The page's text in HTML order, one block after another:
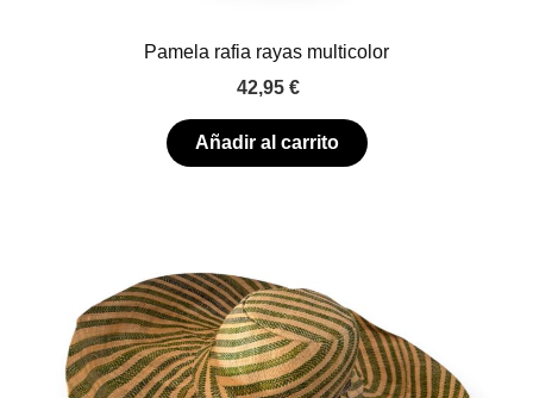
Pamela rafia rayas multicolor
42,95 €
Añadir al carrito